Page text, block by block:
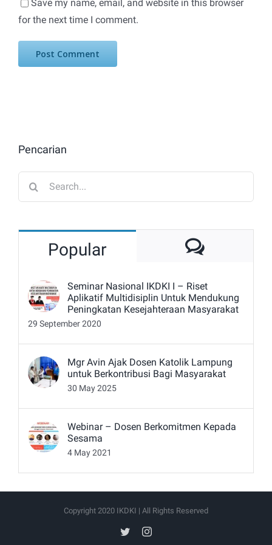
Save my name, email, and website in this browser
for the next time I comment.
Pencarian
Popular
Seminar Nasional IKDKI I – Riset
Aplikatif Multidisiplin Untuk Mendukung
Peningkatan Kesejahteraan Masyarakat
29 September 2020
Mgr Avin Ajak Dosen Katolik Lampung
untuk Berkontribusi Bagi Masyarakat
30 May 2025
Webinar – Dosen Berkomitmen Kepada
Sesama
4 May 2021
Copyright 2020 IKDKI | All Rights Reserved
twitterinstagram